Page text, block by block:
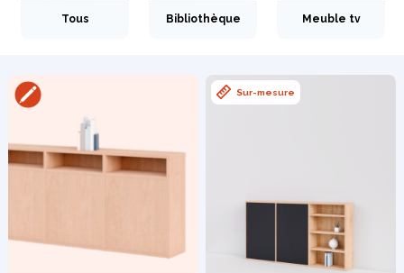
Coulissantes
Meuble bas
Tous Bibliothèque Meuble tv
Sur-mesure